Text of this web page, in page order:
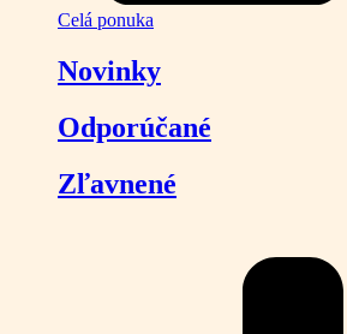
Celá ponuka
Novinky
Odporúčané
Zľavnené